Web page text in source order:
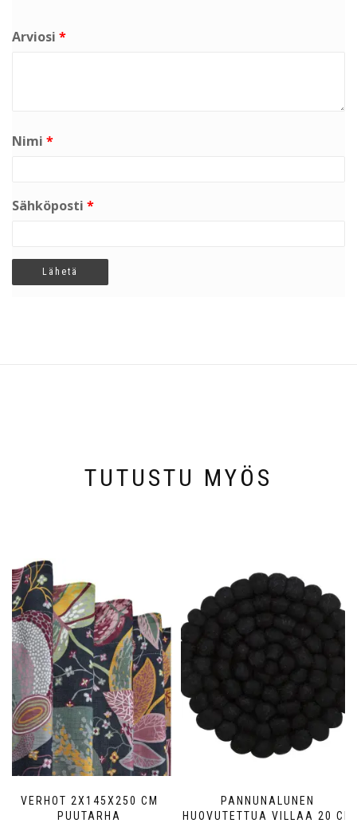
Arviosi *
Nimi *
Sähköposti *
TUTUSTU MYÖS
VERHOT 2X145X250 CM
PUUTARHA
PANNUNALUNEN
HUOVUTETTUA VILLAA 20 CM